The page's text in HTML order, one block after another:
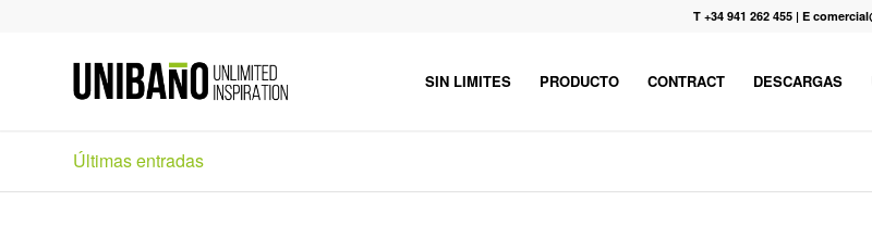
T +34 941 262 455 | E
SIN LIMITES PRODUCTO CONTRACT DESCARGAS
Últimas entradas